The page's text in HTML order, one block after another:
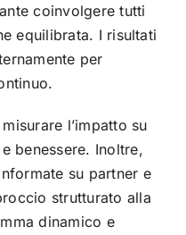
coinvolgere tutti
equilibrata. I risultati
per
l’impatto su
benessere. Inoltre,
su partner e
strutturato alla
dinamico e